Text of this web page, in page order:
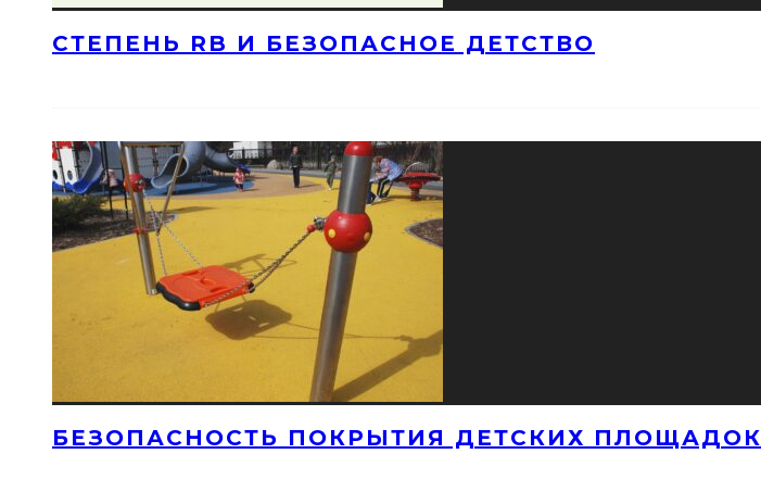
СТЕПЕНЬ RB И БЕЗОПАСНОЕ ДЕТСТВО
БЕЗОПАСНОСТЬ ПОКРЫТИЯ ДЕТСКИХ ПЛОЩАДОК